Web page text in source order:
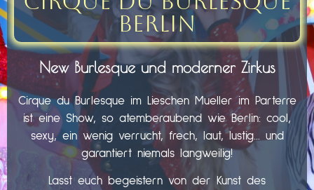
Berlin
New Burlesque und moderner Zirkus
Cirque du Burlesque im Lieschen Mueller im Parterre
ist eine Show, so atemberaubend wie Berlin: cool,
sexy, ein wenig verrucht, frech, laut, lustig… und
garantiert niemals langweilig!
Lasst euch begeistern von der Kunst des